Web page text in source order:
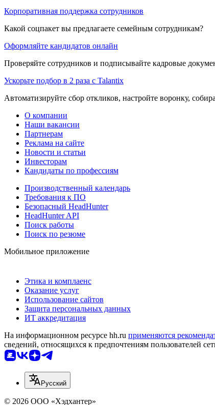
Корпоративная поддержка сотрудников
Какой соцпакет вы предлагаете семейным сотрудникам?
Оформляйте кандидатов онлайн
Проверяйте сотрудников и подписывайте кадровые
Ускорьте подбор в 2 раза с Talantix
Автоматизируйте сбор откликов, настройте воронку,
О компании
Наши вакансии
Партнерам
Реклама на сайте
Новости и статьи
Инвесторам
Кандидаты по профессиям
Производственный календарь
Требования к ПО
Безопасный HeadHunter
HeadHunter API
Поиск работы
Поиск по резюме
Мобильное приложение
Этика и комплаенс
Оказание услуг
Использование сайтов
Защита персональных данных
ИТ аккредитация
На информационном ресурсе hh.ru применяются
сведений, относящихся к предпочтениям пользователей
Русский
© 2026 ООО «Хэдхантер»